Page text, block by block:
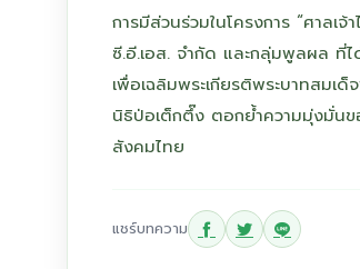
การมีส่วนร่วมในโครงการ “ศาลเ
ซี.อี.เอส. จำกัด และกลุ่มพูลผล ที่
เพื่อเฉลิมพระเกียรติพระบาทสมเ
นิธิป่อเต็กตึ๊ง ตอกย้ำความมุ่งมั่น
สังคมไทย
แชร์บทความ